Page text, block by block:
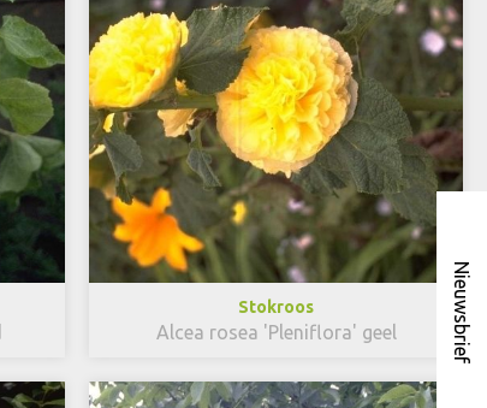
Stokroos
Alcea rosea 'Pleniflora' geel Nieuwsbrief